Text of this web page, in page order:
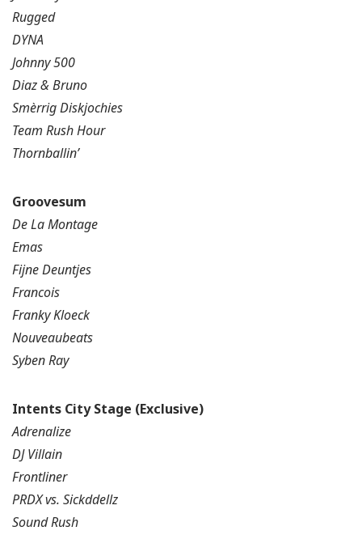
Rugged
DYNA
Johnny 500
Diaz & Bruno
Smèrrig Diskjochies
Team Rush Hour
Thornballin’
Groovesum
De La Montage
Emas
Fijne Deuntjes
Francois
Franky Kloeck
Nouveaubeats
Syben Ray
Intents City Stage (Exclusive)
Adrenalize
DJ Villain
Frontliner
PRDX vs. Sickddellz
Sound Rush